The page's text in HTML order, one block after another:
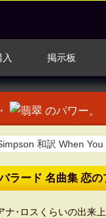
掲示板
掲示板
のパワー。
和訳 When
ラード 名曲集 恋
･ロスくらいの出来